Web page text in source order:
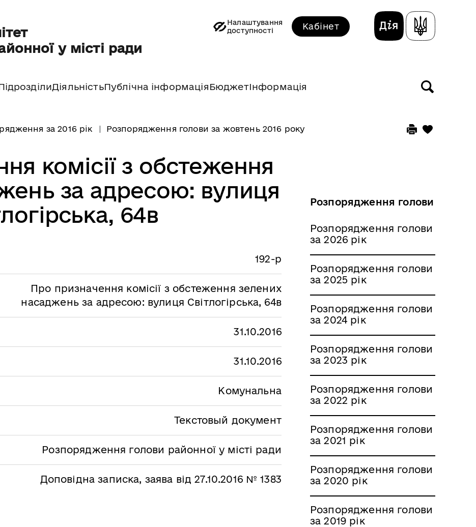
у місті ради
Налаштування
доступності
Кабінет
ДіяльністьПублічна інформація БюджетІнформація
за 2016 рік Розпорядження голови за жовтень 2016 року
комісії з обстеження
за адресою: вулиця
64в
192-р
Про призначення комісії з обстеження зелених
насаджень за адресою: вулиця Світлогірська, 64в
31.10.2016
31.10.2016
Комунальна
Текстовый документ
Розпорядження голови районної у місті ради
Доповідна записка, заява від 27.10.2016 № 1383
Розпорядження голови
Розпорядження голови
за 2026 рік
Розпорядження голови
за 2025 рік
Розпорядження голови
за 2024 рік
Розпорядження голови
за 2023 рік
Розпорядження голови
за 2022 рік
Розпорядження голови
за 2021 рік
Розпорядження голови
за 2020 рік
Розпорядження голови
за 2019 рік